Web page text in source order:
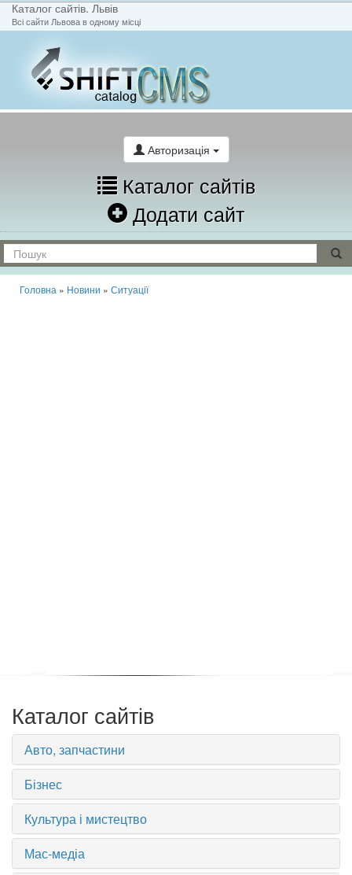
Каталог сайтів. Львів
Всі сайти Львова в одному місці
Авторизація
Каталог сайтів
Додати сайт
Головна » Новини » Ситуації
Каталог сайтів
Авто, запчастини
Бізнес
Культура і мистецтво
Мас-медіа